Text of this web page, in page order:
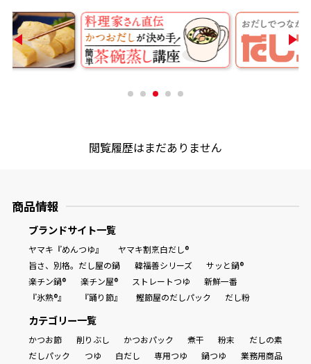
閲覧履歴はまだありません
商品情報
ブランドサイト一覧
ヤマキ『めんつゆ』
ヤマキ割烹白だし®
旨さ、別格。だし屋の鍋
韓福善シリーズ
サッと鍋®
楽チン鍋®
楽チン屋® ストレートつゆ
新鮮一番
『氷熟®』
『踊り節』 鰹節屋のだしパック だし粉
カテゴリー一覧
かつお節 削りぶし かつおパック 煮干 粉末
だしの素
だしパック
つゆ 白だし 専用つゆ 鍋つゆ 業務用商品